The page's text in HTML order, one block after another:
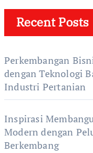
Recent Posts
Perkembangan
dengan Teknologi
Industri Pertanian
Inspirasi
Modern dengan
Berkembang